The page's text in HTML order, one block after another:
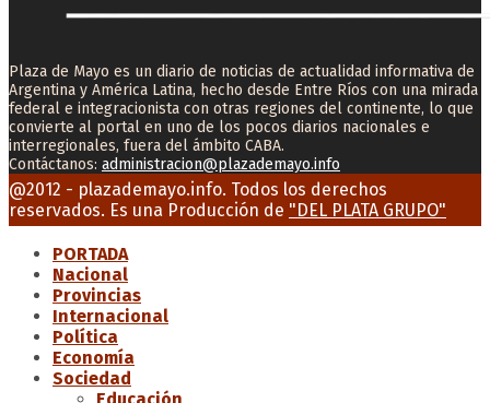
Plaza de Mayo es un diario de noticias de actualidad informativa de
Argentina y América Latina, hecho desde Entre Ríos con una mirada
federal e integracionista con otras regiones del continente, lo que
convierte al portal en uno de los pocos diarios nacionales e
interregionales, fuera del ámbito CABA.
Contáctanos: administracion@plazademayo.info
Facebook
Twitter
Instagram
Youtube
Email
@2012 - plazademayo.info. Todos los derechos
reservados. Es una Producción de "DEL PLATA GRUPO"
PORTADA
Nacional
Provincias
Internacional
Política
Economía
Sociedad
Educación